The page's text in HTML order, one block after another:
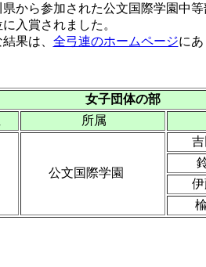
から参加された公文国際学園中等
入賞されました。
果は、 全弓連のホームページにあ
女子団体の部
所属
公文国際学園